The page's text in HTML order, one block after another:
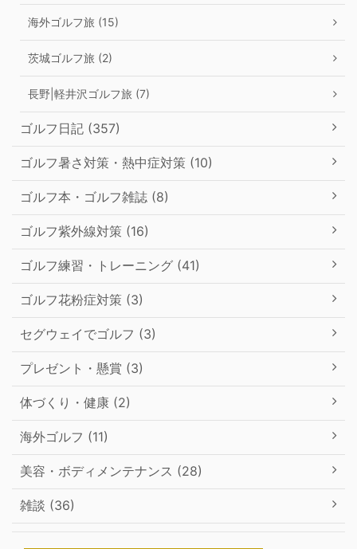
海外ゴルフ旅 (15)
茨城ゴルフ旅 (2)
長野|軽井沢ゴルフ旅 (7)
ゴルフ日記 (357)
ゴルフ暑さ対策・熱中症対策 (10)
ゴルフ本・ゴルフ雑誌 (8)
ゴルフ紫外線対策 (16)
ゴルフ練習・トレーニング (41)
ゴルフ花粉症対策 (3)
セグウェイでゴルフ (3)
プレゼント・懸賞 (3)
体づくり・健康 (2)
海外ゴルフ (11)
美容・ボディメンテナンス (28)
雑談 (36)